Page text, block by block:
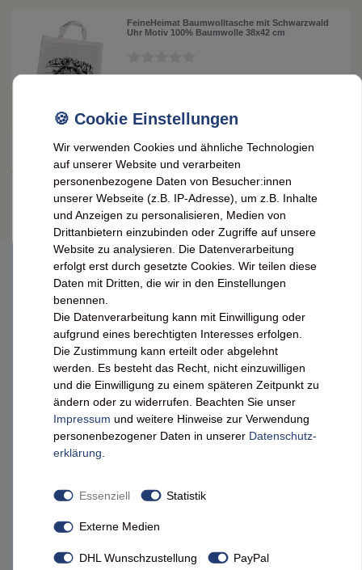
FeineHeimat Baumwolltasche mit Schwarzwald
Uhr Motiv 100% Baumwolle 38x42 cm
* inkl. ges. MwSt. zzgl. Versandkosten
DEINE VORTEILE
Schnelle Lieferung (98 % in 24 h)³
Ab 49 € versandkostenfrei (DE)²
Sichere SSL-Verschlüsselung
FEINEHEIMAT
Feine Heimat auf Facebook
BERATUNG & KONTAKT
Wir verwenden Cookies und ähnliche Technologien
auf unserer Website und verarbeiten
personenbezogene Daten von Besucher:innen
unserer Webseite (z.B. IP-Adresse), um z.B. Inhalte
und Anzeigen zu personalisieren, Medien von
Drittanbietern einzubinden oder Zugriffe auf unsere
Website zu analysieren. Die Datenverarbeitung
erfolgt erst durch gesetzte Cookies. Wir teilen diese
Daten mit Dritten, die wir in den Einstellungen
benennen.
Die Datenverarbeitung kann mit Einwilligung oder
aufgrund eines berechtigten Interesses erfolgen.
Die Zustimmung kann erteilt oder abgelehnt
werden. Es besteht das Recht, nicht einzuwilligen
und die Einwilligung zu einem späteren Zeitpunkt zu
ändern oder zu widerrufen. Beachten Sie unser
Impressum und weitere Hinweise zur Verwendung
personenbezogener Daten in unserer Daten­schutz­
erklärung
Essenziell Statistik
Externe Medien
DHL Wunschzustellung PayPal